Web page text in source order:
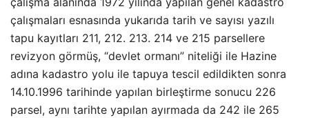
çalışmaları esnasında yukarıda tarih ve sayısı yazılı
tapu kayıtları 211, 212. 213. 214 ve 215 parsellere
revizyon görmüş, “devlet ormanı” niteliği ile Hazine
adına kadastro yolu ile tapuya tescil edildikten sonra
14.10.1996 tarihinde yapılan birleştirme sonucu 226
parsel, aynı tarihte yapılan ayırmada da 242 ile 265